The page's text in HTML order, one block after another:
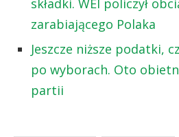
zarabiającego Polaka
Jeszcze niższe podatki,
po wyborach. Oto
partii